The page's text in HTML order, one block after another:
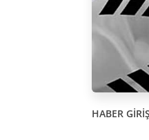
HABER GİRİŞ